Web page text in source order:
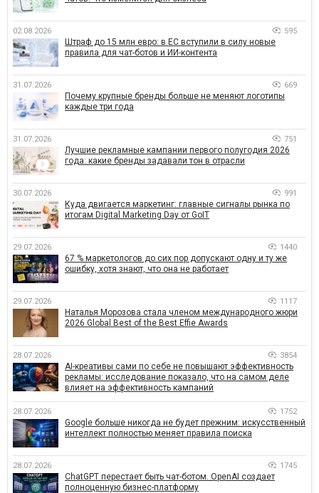
02.08.2026 595
Штраф до 15 млн евро: в ЕС вступили в силу новые
правила для чат-ботов и ИИ-контента
31.07.2026 669
Почему крупные бренды больше не меняют логотипы
каждые три года
31.07.2026 751
Лучшие рекламные кампании первого полугодия 2026
года: какие бренды задавали тон в отрасли
30.07.2026 991
Куда двигается маркетинг: главные сигналы рынка по
итогам Digital Marketing Day от GoIT
29.07.2026 1440
67 % маркетологов до сих пор допускают одну и ту же
ошибку, хотя знают, что она не работает
29.07.2026 1117
Наталья Морозова стала членом международного жюри
2026 Global Best of the Best Effie Awards
28.07.2026 3854
AI-креативы сами по себе не повышают эффективность
рекламы: исследование показало, что на самом деле
влияет на эффективность кампаний
28.07.2026 1752
Google больше никогда не будет прежним: искусственный
интеллект полностью меняет правила поиска
28.07.2026 1745
ChatGPT перестает быть чат-ботом. OpenAI создает
полноценную бизнес-платформу